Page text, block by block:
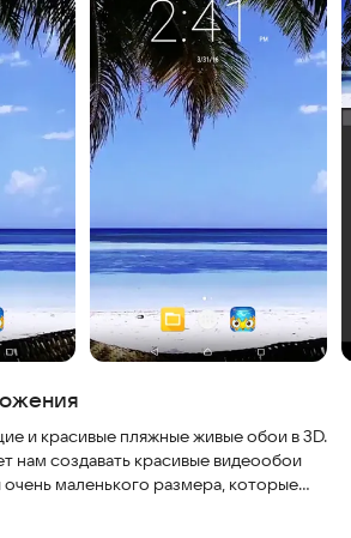
и красивые пляжные живые обои в 3D.
нам создавать красивые видеообои
очень маленького размера, которые
для пользователей Android. Не